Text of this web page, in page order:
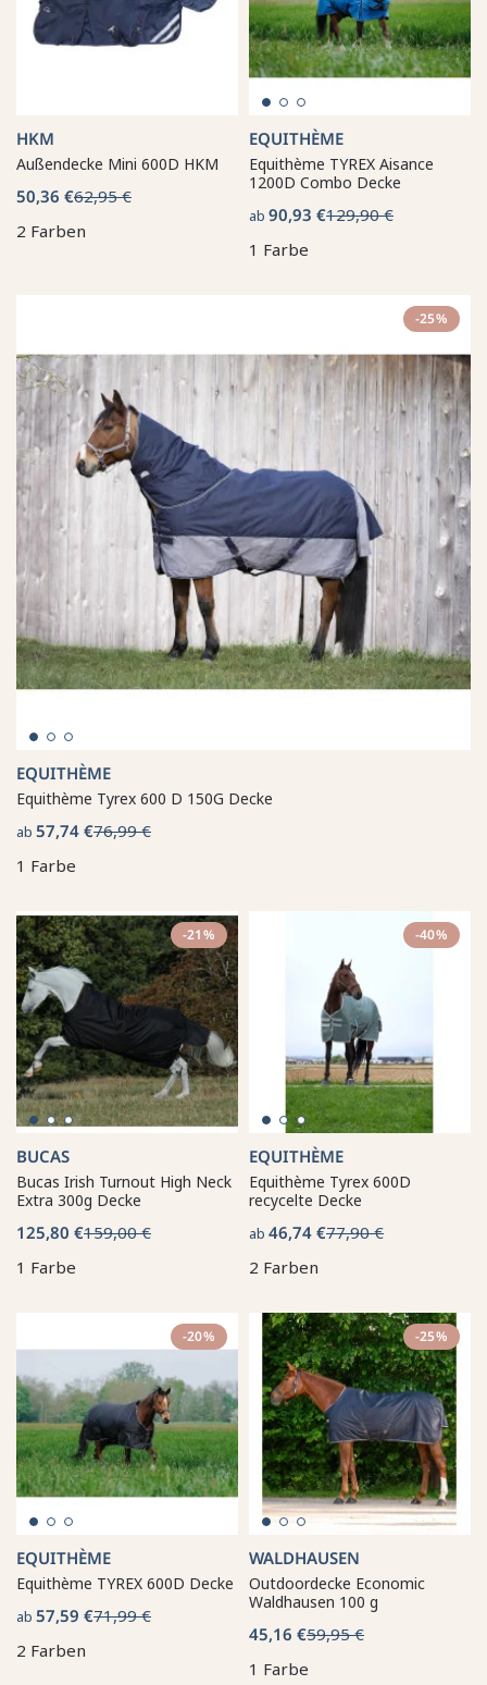
HKM
Außendecke Mini 600D HKM
50,36 €62,95 €
2 Farben
EQUITHÈME
Equithème TYREX Aisance
1200D Combo Decke
ab 90,93 €129,90 €
1 Farbe
-25%
EQUITHÈME
Equithème Tyrex 600 D 150G Decke
ab 57,74 €76,99 €
1 Farbe
-21%
BUCAS
Bucas Irish Turnout High Neck
Extra 300g Decke
125,80 €159,00 €
1 Farbe
-40%
EQUITHÈME
Equithème Tyrex 600D
recycelte Decke
ab 46,74 €77,90 €
2 Farben
-20%
EQUITHÈME
Equithème TYREX 600D Decke
ab 57,59 €71,99 €
2 Farben
-25%
WALDHAUSEN
Outdoordecke Economic
Waldhausen 100 g
45,16 €59,95 €
1 Farbe